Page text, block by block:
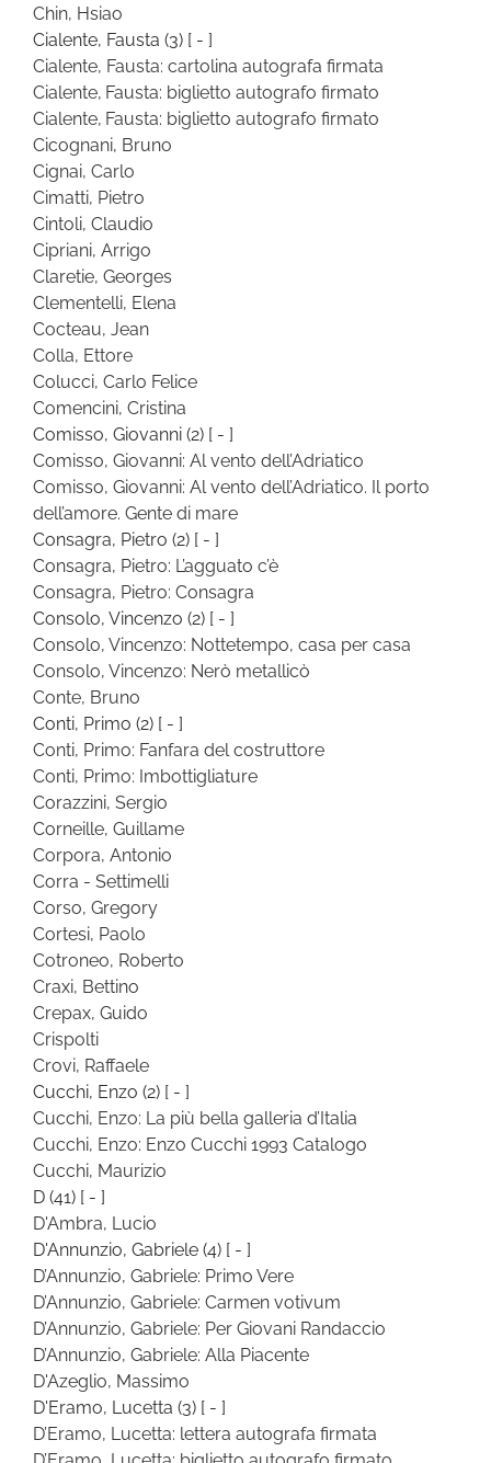
Chin, Hsiao
Cialente, Fausta (3) [ - ]
Cialente, Fausta: cartolina autografa firmata
Cialente, Fausta: biglietto autografo firmato
Cialente, Fausta: biglietto autografo firmato
Cicognani, Bruno
Cignai, Carlo
Cimatti, Pietro
Cintoli, Claudio
Cipriani, Arrigo
Claretie, Georges
Clementelli, Elena
Cocteau, Jean
Colla, Ettore
Colucci, Carlo Felice
Comencini, Cristina
Comisso, Giovanni (2) [ - ]
Comisso, Giovanni: Al vento dell’Adriatico
Comisso, Giovanni: Al vento dell’Adriatico. Il porto
dell’amore. Gente di mare
Consagra, Pietro (2) [ - ]
Consagra, Pietro: L’agguato c’è
Consagra, Pietro: Consagra
Consolo, Vincenzo (2) [ - ]
Consolo, Vincenzo: Nottetempo, casa per casa
Consolo, Vincenzo: Nerò metallicò
Conte, Bruno
Conti, Primo (2) [ - ]
Conti, Primo: Fanfara del costruttore
Conti, Primo: Imbottigliature
Corazzini, Sergio
Corneille, Guillame
Corpora, Antonio
Corra - Settimelli
Corso, Gregory
Cortesi, Paolo
Cotroneo, Roberto
Craxi, Bettino
Crepax, Guido
Crispolti
Crovi, Raffaele
Cucchi, Enzo (2) [ - ]
Cucchi, Enzo: La più bella galleria d’Italia
Cucchi, Enzo: Enzo Cucchi 1993 Catalogo
Cucchi, Maurizio
D (41) [ - ]
D'Ambra, Lucio
D'Annunzio, Gabriele (4) [ - ]
D’Annunzio, Gabriele: Primo Vere
D’Annunzio, Gabriele: Carmen votivum
D’Annunzio, Gabriele: Per Giovani Randaccio
D’Annunzio, Gabriele: Alla Piacente
D'Azeglio, Massimo
D'Eramo, Lucetta (3) [ - ]
D’Eramo, Lucetta: lettera autografa firmata